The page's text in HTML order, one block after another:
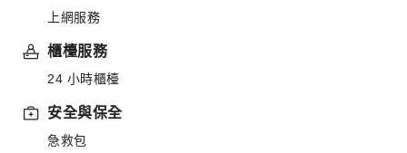
上網服務
櫃檯服務
24 小時櫃檯
安全與保全
急救包